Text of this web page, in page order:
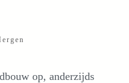
op, anderzijds